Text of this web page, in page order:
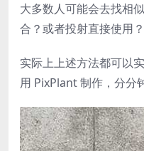
大多数人可能会去找相
合？或者投射直接使用？
实际上上述方法都可以
用 PixPlant 制作，分分